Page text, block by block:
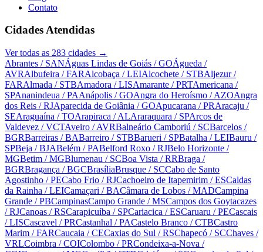
Contato
Cidades Atendidas
Ver todas as 283 cidades →
Abrantes / SANÁguas Lindas de Goiás / GOÁgueda /
AVRAlbufeira / FARAlcobaça / LEIAlcochete / STBAljezur/
FARAlmada / STBAmadora / LISAmarante / PRTAmericana /
SPAnanindeua / PAAnápolis / GOAngra do Heroísmo / AZOAngra
dos Reis / RJAparecida de Goiânia / GOApucarana / PRAracaju /
SEAraguaína / TOArapiraca / ALAraraquara / SPArcos de
Valdevez / VCTAveiro / AVRBalneário Camboriú / SCBarcelos /
BGRBarreiras / BABarreiro / STBBarueri / SPBatalha / LEIBauru /
SPBeja / BJABelém / PABelford Roxo / RJBelo Horizonte /
MGBetim / MGBlumenau / SCBoa Vista / RRBraga /
BGRBragança / BGCBrasíliaBrusque / SCCabo de Santo
Agostinho / PECabo Frio / RJCachoeiro de Itapemirim / ESCaldas
da Rainha / LEICamaçari / BACâmara de Lobos / MADCampina
Grande / PBCampinasCampo Grande / MSCampos dos Goytacazes
/ RJCanoas / RSCarapicuíba / SPCariacica / ESCaruaru / PECascais
/ LISCascavel / PRCastanhal / PACastelo Branco / CTBCastro
Marim / FARCaucaia / CECaxias do Sul / RSChapecó / SCChaves /
VRLCoimbra / COIColombo / PRCondeixa-a-Nova /